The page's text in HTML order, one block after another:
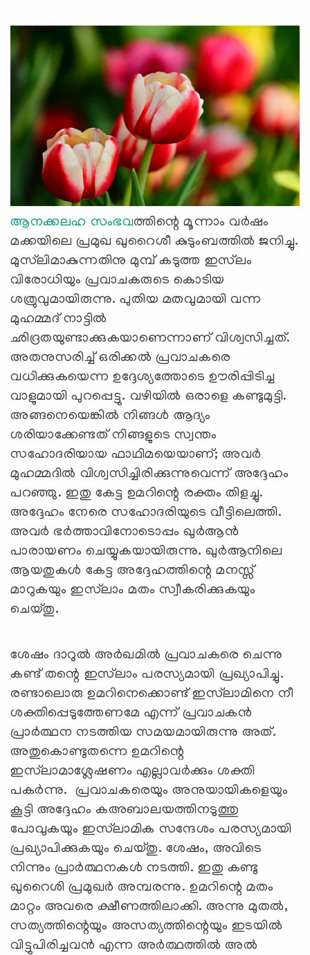
ആനക്കലഹ സംഭവത്തിന്റെ മൂന്നാം വര്‍ഷം
മക്കയിലെ പ്രമുഖ ഖുറൈശീ കുടുംബത്തില്‍ ജനിച്ചു.
മുസ്‌ലിമാകുന്നതിനു മുമ്പ് കടുത്ത ഇസ്‌ലം
വിരോധിയും പ്രവാചകരുടെ കൊടിയ
ശത്രുവുമായിരുന്നു. പുതിയ മതവുമായി വന്ന
മുഹമ്മദ് നാട്ടില്‍
ഛിദ്രതയുണ്ടാക്കുകയാണെന്നാണ് വിശ്വസിച്ചത്.
അതനുസരിച്ച് ഒരിക്കല്‍ പ്രവാചകരെ
വധിക്കുകയെന്ന ഉദ്ദേശ്യത്തോടെ ഊരിപ്പിടിച്ച
വാളുമായി പുറപ്പെട്ടു. വഴിയില്‍ ഒരാളെ കണ്ടുമുട്ടി.
അങ്ങനെയെങ്കില്‍ നിങ്ങള്‍ ആദ്യം
ശരിയാക്കേണ്ടത് നിങ്ങളുടെ സ്വന്തം
സഹോദരിയായ ഫാഥിമയെയാണ്; അവര്‍
മുഹമ്മദില്‍ വിശ്വസിച്ചിരിക്കുന്നുവെന്ന് അദ്ദേഹം
പറഞ്ഞു. ഇതു കേട്ട ഉമറിന്റെ രക്തം തിളച്ചു.
അദ്ദേഹം നേരെ സഹോദരിയുടെ വീട്ടിലെത്തി.
അവര്‍ ഭര്‍ത്താവിനോടൊപ്പം ഖുര്‍ആന്‍
പാരായണം ചെയ്യുകയായിരുന്നു. ഖുര്‍ആനിലെ
ആയതുകള്‍ കേട്ട അദ്ദേഹത്തിന്റെ മനസ്സ്
മാറുകയും ഇസ്‌ലാം മതം സ്വീകരിക്കുകയും
ചെയ്തു.
ശേഷം ദാറുല്‍ അര്‍ഖമില്‍ പ്രവാചകരെ ചെന്നു
കണ്ട് തന്റെ ഇസ്‌ലാം പരസ്യമായി പ്രഖ്യാപിച്ചു.
രണ്ടാലൊരു ഉമറിനെക്കൊണ്ട് ഇസ്‌ലാമിനെ നീ
ശക്തിപ്പെടുത്തേണമേ എന്ന് പ്രവാചകന്‍
പ്രാര്‍ത്ഥന നടത്തിയ സമയമായിരുന്നു അത്.
അതുകൊണ്ടുതന്നെ ഉമറിന്റെ
ഇസ്‌ലാമാശ്ലേഷണം എല്ലാവര്‍ക്കും ശക്തി
പകര്‍ന്നു. പ്രവാചകരെയും അനുയായികളെയും
കൂട്ടി അദ്ദേഹം കഅബാലയത്തിനടുത്തു
പോവുകയും ഇസ്‌ലാമിക സന്ദേശം പരസ്യമായി
പ്രഖ്യാപിക്കുകയും ചെയ്തു. ശേഷം, അവിടെ
നിന്നും പ്രാര്‍ത്ഥനകള്‍ നടത്തി. ഇതു കണ്ടു
ഖുറൈശി പ്രമുഖര്‍ അമ്പരന്നു. ഉമറിന്റെ മതം
മാറ്റം അവരെ ക്ഷീണത്തിലാക്കി. അന്നു മുതല്‍,
സത്യത്തിന്റെയും അസത്യത്തിന്റെയും ഇടയില്‍
വിട്ടുപിരിച്ചവന്‍ എന്ന അര്‍ത്ഥത്തില്‍ അല്‍